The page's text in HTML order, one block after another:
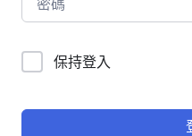
保持登入